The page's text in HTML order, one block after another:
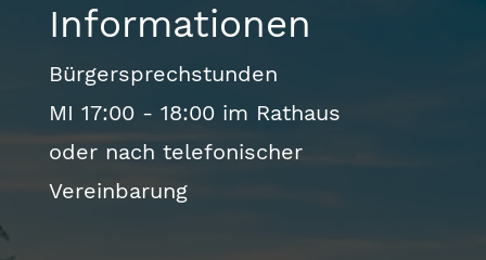
Informationen
Bürgersprechstunden
MI 17:00 - 18:00 im Rathaus
oder nach telefonischer
Vereinbarung